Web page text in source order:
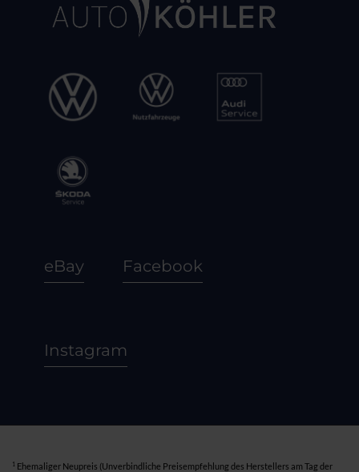
eBay Facebook
Instagram
1 Ehemaliger Neupreis (Unverbindliche Preisempfehlung des Herstellers am Tag der